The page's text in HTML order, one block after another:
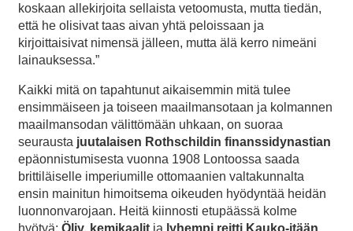
koskaan allekirjoita sellaista vetoomusta, mutta tiedän,
että he olisivat taas aivan yhtä peloissaan ja
kirjoittaisivat nimensä jälleen, mutta älä kerro nimeäni
lainauksessa.”
Kaikki mitä on tapahtunut aikaisemmin mitä tulee
ensimmäiseen ja toiseen maailmansotaan ja kolmannen
maailmansodan välittömään uhkaan, on suoraa
seurausta juutalaisen Rothschildin finanssidynastian
epäonnistumisesta vuonna 1908 Lontoossa saada
brittiläiselle imperiumille ottomaanien valtakunnalta
ensin mainitun himoitsema oikeuden hyödyntää heidän
luonnonvarojaan. Heitä kiinnosti etupäässä kolme
hyötyä: Öljy, kemikaalit ja lyhempi reitti Kauko-itään